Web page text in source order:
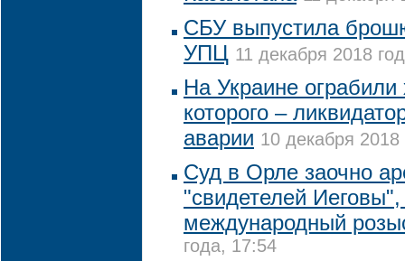
СБУ выпустила
УПЦ 11 декабря 2018
На Украине
которого –
аварии 10 декабря 2018
Суд в Орле заочно
"свидетелей
международный
года, 17:54